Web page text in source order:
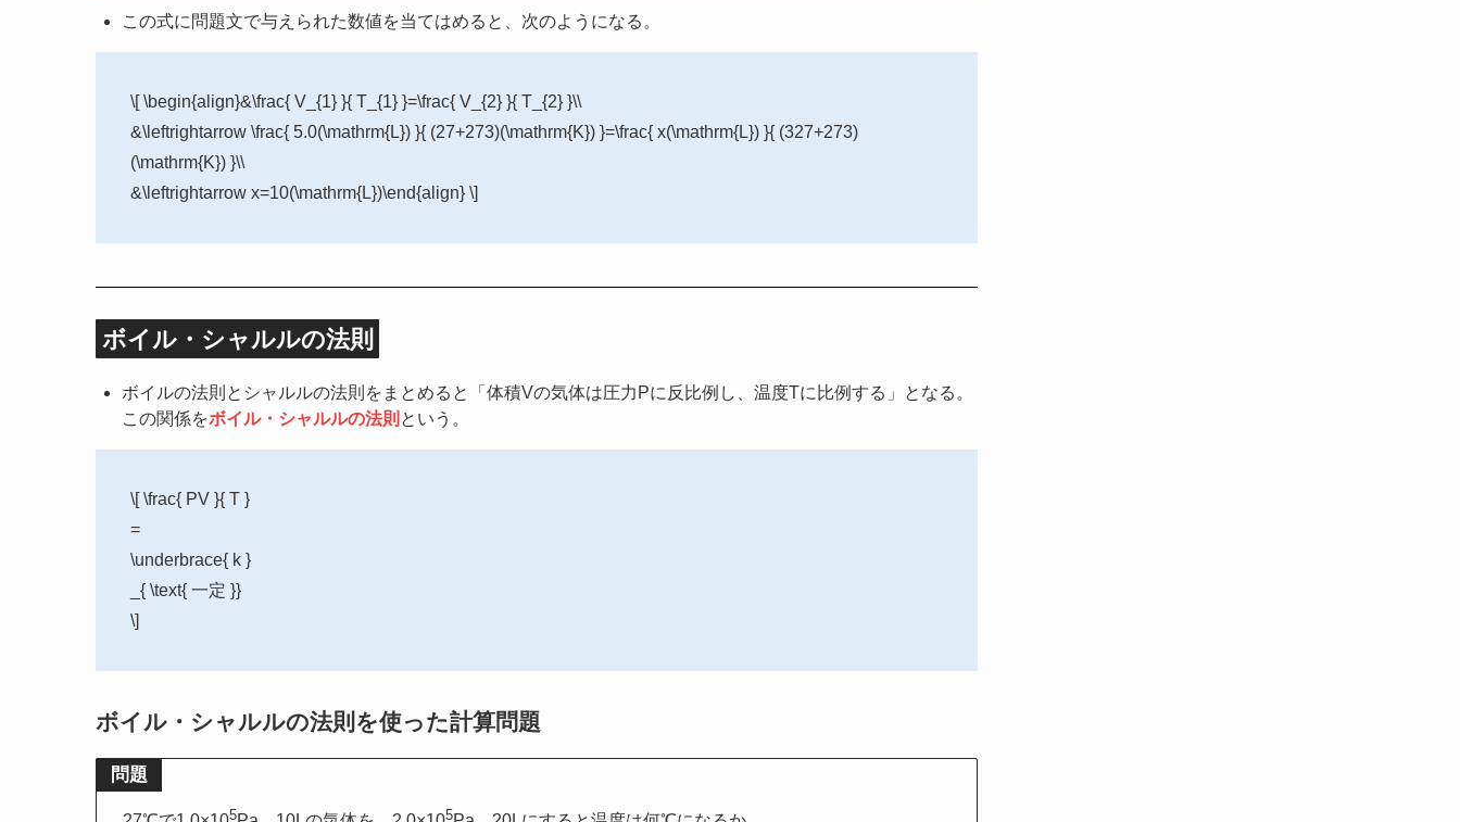
この式に問題文で与えられた数値を当てはめると、次のようになる。
\[ \begin{align}&\frac{ V_{1} }{ T_{1} }=\frac{ V_{2} }{ T_{2} }\\
&\leftrightarrow \frac{ 5.0(\mathrm{L}) }{ (27+273)(\mathrm{K}) }=\frac{ x(\mathrm{L}) }{ (327+273)
(\mathrm{K}) }\\
&\leftrightarrow x=10(\mathrm{L})\end{align} \]
ボイル・シャルルの法則
ボイルの法則とシャルルの法則をまとめると「体積Vの気体は圧力Pに反比例し、温度Tに比例する」となる。
この関係をボイル・シャルルの法則 という。
\[ \frac{ PV }{ T }
=
\underbrace{ k }
_{ \text{ 一定 }}
\]
ボイル・シャルルの法則を使った計算問題
問題
5 5